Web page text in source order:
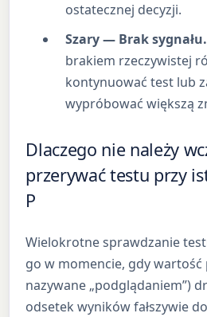
ostatecznej decyzji.
Szary — Brak sygnału.
brakiem rzeczywistej
kontynuować test lub
wypróbować większą
Dlaczego nie należy
przerywać testu przy
P
Wielokrotne sprawdzanie
go w momencie, gdy wartość
nazywane „podglądaniem”)
odsetek wyników fałszywie